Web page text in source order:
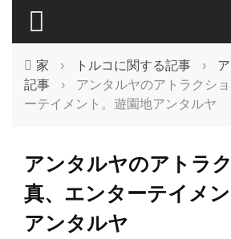
家 › トルコに関する記事 ›
記事
›
アンタルヤのアトラクシ
ーテイメント。遊園地アンタルヤ
アンタルヤのアトラ
真、エンターテイメ
アンタルヤ